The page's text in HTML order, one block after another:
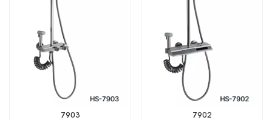
7903 7902